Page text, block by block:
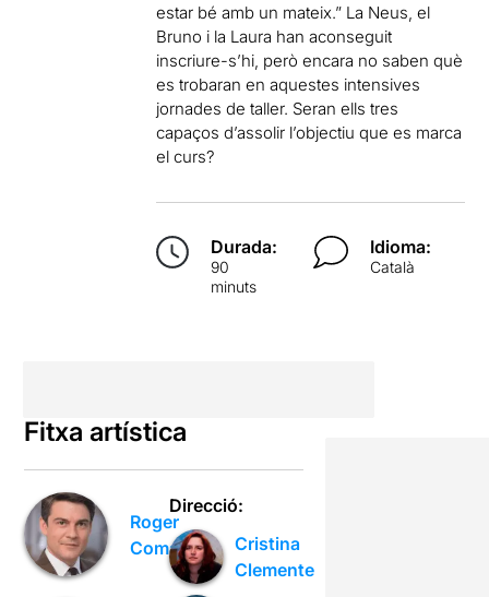
estar bé amb un mateix.” La Neus, el
Bruno i la Laura han aconseguit
inscriure-s’hi, però encara no saben què
es trobaran en aquestes intensives
jornades de taller. Seran ells tres
capaços d’assolir l’objectiu que es marca
el curs?
Durada:
90
minuts
Idioma:
Català
Fitxa artística
Roger
Coma
Direcció:
Cristina
Clemente